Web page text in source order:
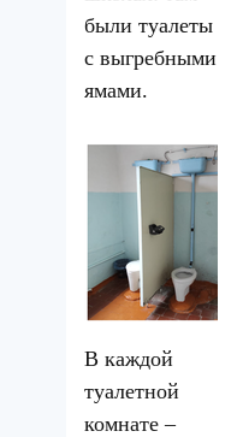
были туалеты
с выгребными
ямами.
В каждой
туалетной
комнате –